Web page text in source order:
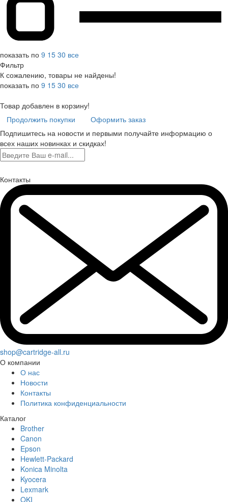
показать по 9 15 30 все
Фильтр
К сожалению, товары не найдены!
показать по 9 15 30 все
Товар добавлен в корзину!
Продолжить покупки
Оформить заказ
Подпишитесь на новости и первыми получайте информацию о
всех наших новинках и скидках!
Контакты
shop@cartridge-all.ru
О компании
О нас
Новости
Контакты
Политика конфиденциальности
Каталог
Brother
Canon
Epson
Hewlett-Packard
Konica Minolta
Kyocera
Lexmark
OKI